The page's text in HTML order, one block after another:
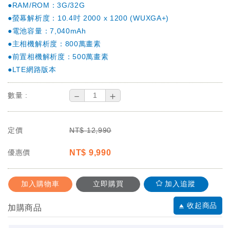
●RAM/ROM：3G/32G
●螢幕解析度：10.4吋 2000 x 1200 (WUXGA+)
●電池容量：7,040mAh
●主相機解析度：800萬畫素
●前置相機解析度：500萬畫素
●LTE網路版本
數量 : － ＋
定價 NT$ 12,990
優惠價 NT$ 9,990
加入購物車 立即購買 加入追蹤
加購商品 收起商品